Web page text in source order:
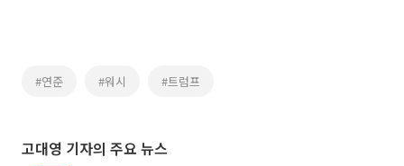
#연준 #워시 #트럼프
고대영 기자의 주요 뉴스